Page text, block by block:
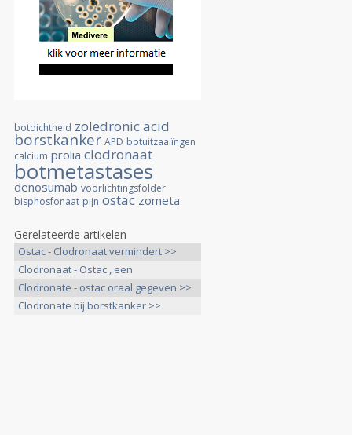
botdichtheid zoledronic acid
borstkanker APD botuitzaaiïngen
calcium prolia clodronaat
botmetastases
denosumab voorlichtingsfolder
bisphosfonaat pijn ostac zometa
Gerelateerde artikelen
Ostac - Clodronaat vermindert >>
Clodronaat - Ostac , een
botversterkend >>
Clodronate - ostac oraal gegeven >>
Clodronate bij borstkanker >>